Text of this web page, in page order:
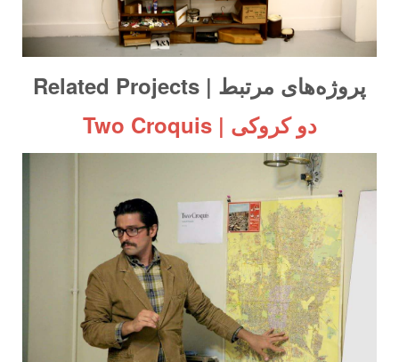
پروژه‌های مرتبط | Related Projects
دو کروکی | Two Croquis